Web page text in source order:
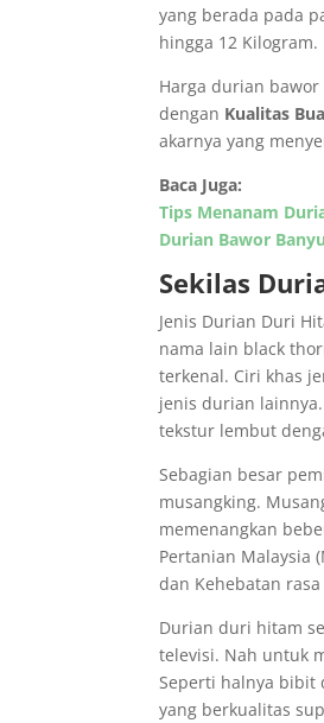
yang berada pada
hingga 12 Kilogram.
Harga durian
dengan Kualitas
akarnya yang
Baca Juga:
Tips Menanam
Durian Bawor
Sekilas
Jenis Durian Duri
nama lain black
terkenal. Ciri khas
jenis durian
tekstur lembut
Sebagian besar
musangking.
memenangkan
Pertanian Malaysia
dan Kehebatan
Durian duri hitam
televisi. Nah untuk
Seperti halnya bibit
yang berkualitas